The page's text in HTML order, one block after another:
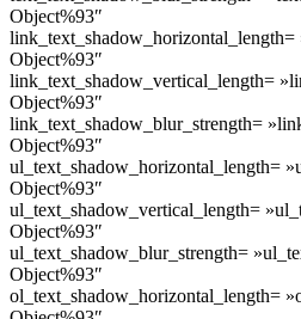
Object%93″
Object%93″
link_text_shadow_vertical_length=
Object%93″
link_text_shadow_blur_strength=
Object%93″
ul_text_shadow_horizontal_length=
Object%93″
ul_text_shadow_vertical_length=
Object%93″
ul_text_shadow_blur_strength=
Object%93″
ol_text_shadow_horizontal_length=